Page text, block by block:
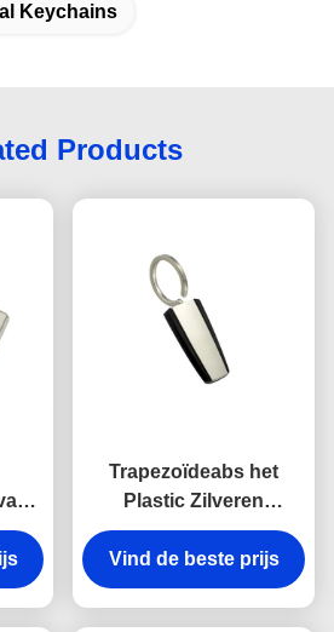
Keychains
Products
de
Trapezoïdeabs het
Plastic Zilveren
Galvaniseren van
Keychains van de
Metaal Zeer belangrijke
Vind de beste prijs